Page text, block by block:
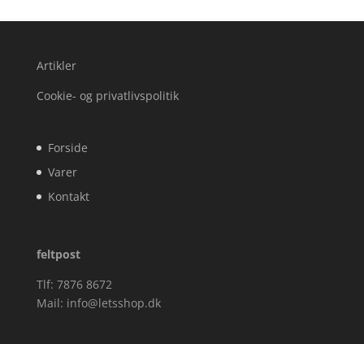
Artikler
Cookie- og privatlivspolitik
Forside
Varer
Kontakt
feltpost
Tlf: 7876 8672
Mail: info@letsshop.dk